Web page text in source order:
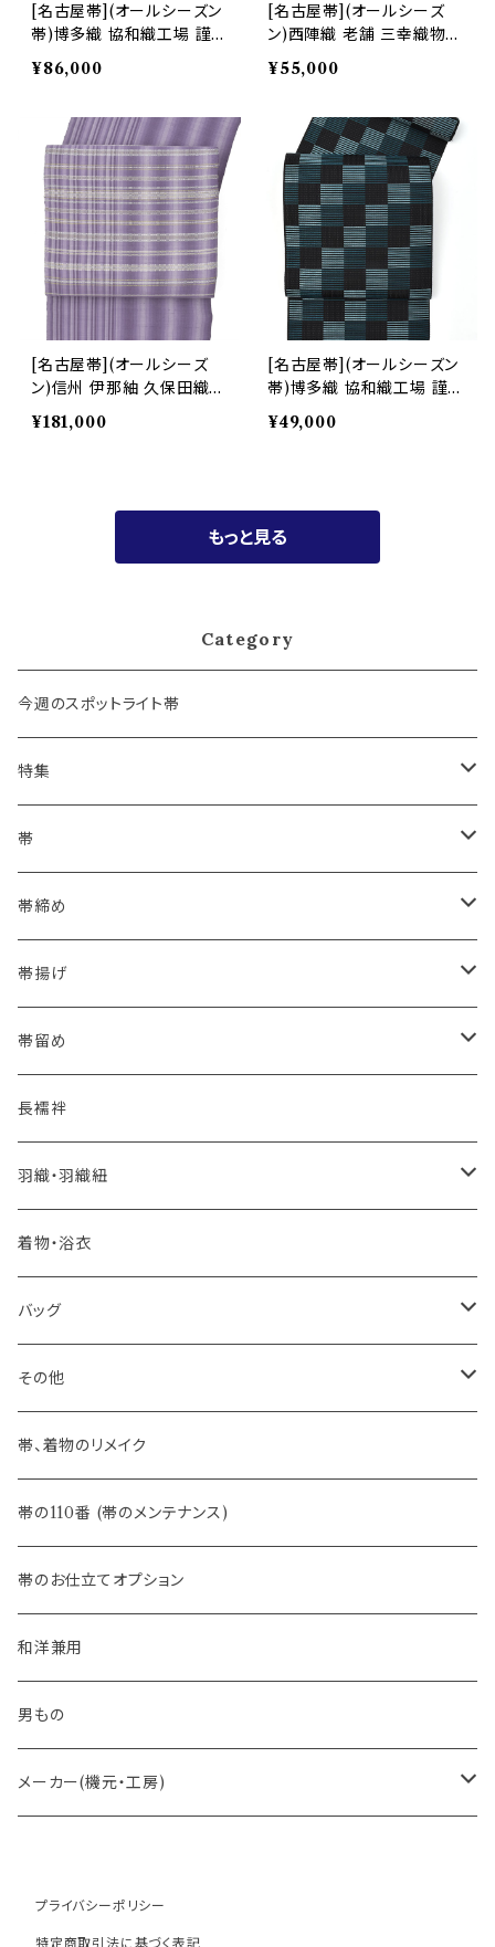
[名古屋帯](オールシーズン
帯)博多織 協和織工場 謹
製 瓢箪 吉祥文 八寸帯 正
絹 日本製(商品番号:2238
¥86,000
[名古屋帯](オールシーズ
ン)西陣織 老舗 三幸織物
謹製 瓢箪文様 箔金糸 九寸
帯 正絹 日本製(商品番号:2
¥55,000
[名古屋帯](オールシーズ
ン)信州 伊那紬 久保田織染
工業 謹製 手織り 九寸帯
正絹 日本製(商品番号:224
¥181,000
[名古屋帯](オールシーズン
帯)博多織 協和織工場 謹
製 八寸帯 正絹 日本製(商
品番号:22491)
¥49,000
もっと見る
Category
今週のスポットライト帯
特集
浴衣にも！夏の帯揚げ
海のいろ ～sea-green～
格ある夏の名古屋帯（都の絽綴れ）
おとなの浴衣(有松 鳴海絞り)
自宅で洗える！本麻長襦袢
憧れの高級カジュアル帯
河合美術織物 訪問着に合わせる袋帯
訪問着に合わせるフォーマル帯
３万円台♪高見え袋帯・名古屋帯
帯
- 博多帯
夏・単衣用(夏帯)
- 西陣織
夏・単衣用(夏帯)
- 紬帯・自然布
- 琉球帯
- 染め帯
- 袋帯・洒落袋帯
- 名古屋帯
八寸名古屋帯 (松葉仕立て)
- オールシーズン帯
- 夏帯
- 半幅帯
- 大人兵児帯
- おびやオリジナル・別注
- オーダー帯
- 京袋帯・開き仕立て
- 新古帯、中古・リサイクル帯 (メンテナンス済み)
帯締め
- おびやオリジナル
- 細平唐組 (7mmスリム帯締め)
- 田中節子
帯揚げ
- おびやオリジナル
- 京都 三浦清商店
- 大津工房 荒尾ちどり
帯留め
-おびやオリジナル
長襦袢
羽織・羽織紐
-おびやオリジナル
着物・浴衣
バッグ
-おびやオリジナル
その他
-おびやオリジナル
-フィカレ
帯、着物のリメイク
帯の110番 (帯のメンテナンス)
帯のお仕立てオプション
和洋兼用
男もの
メーカー(機元・工房)
博多織 西村織物
プライバシーポリシー
特定商取引法に基づく表記